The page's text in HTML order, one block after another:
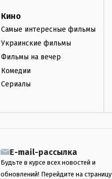
Кино
Самые интересные фильмы
Украинские фильмы
Фильмы на вечер
Комедии
Сериалы
E-mail-рассылка
Будьте в курсе всех новостей и
обновлений! Перейдите на страницу